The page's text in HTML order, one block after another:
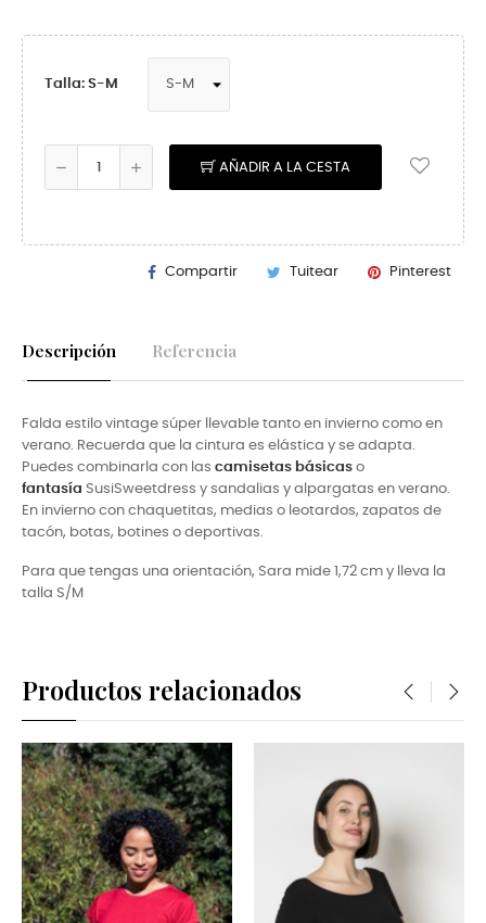
Talla: S-M
AÑADIR A LA CESTA
Compartir Tuitear Pinterest
Descripción Referencia
Falda estilo vintage súper llevable tanto en invierno como en
verano. Recuerda que la cintura es elástica y se adapta.
Puedes combinarla con las camisetas básicas o
fantasía SusiSweetdress y sandalias y alpargatas en verano.
En invierno con chaquetitas, medias o leotardos, zapatos de
tacón, botas, botines o deportivas.
Para que tengas una orientación, Sara mide 1,72 cm y lleva la
talla S/M
Productos relacionados